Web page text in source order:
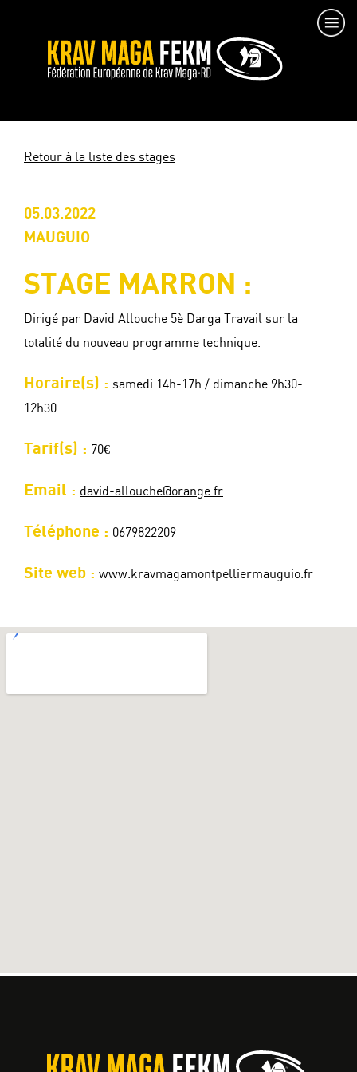
Retour à la liste des stages
05.03.2022
MAUGUIO
STAGE MARRON :
Dirigé par David Allouche 5è Darga Travail sur la
totalité du nouveau programme technique.
Horaire(s) : samedi 14h-17h / dimanche 9h30-
12h30
Tarif(s) : 70€
Email : david-allouche@orange.fr
Téléphone : 0679822209
Site web : www.kravmagamontpelliermauguio.fr